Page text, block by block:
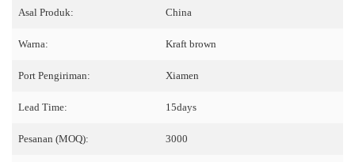
Asal Produk: China
Warna: Kraft brown
Port Pengiriman: Xiamen
Lead Time: 15days
Pesanan (MOQ): 3000